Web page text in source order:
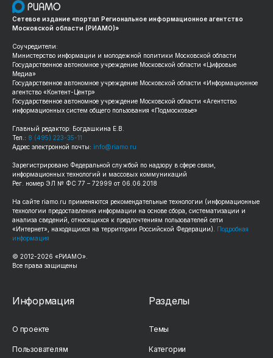
Сетевое издание «портал Региональное информационное агентство
Московской области (РИАМО)»
Соучредители:
Министерство информации и молодежной политики Московской области
Государственное автономное учреждение Московской области «Цифровые
Медиа»
Государственное автономное учреждение Московской области «Информационное
агентство «Контент-Центр»
Государственное автономное учреждение Московской области «Агентство
информационных систем общего пользования «Подмосковье»
Главный редактор: Богдашкина Е.В.
Тел.: 8 (495) 223-35-11
Адрес электронной почты: info@riamo.ru
Зарегистрировано Федеральной службой по надзору в сфере связи,
информационных технологий и массовых коммуникаций
Рег. номер ЭЛ № ФС 77 – 72999 от 06.06.2018
На сайте riamo.ru применяются рекомендательные технологии (информационные
технологии предоставления информации на основе сбора, систематизации и
анализа сведений, относящихся к предпочтениям пользователей сети
«Интернет», находящихся на территории Российской Федерации).
Подробная
информация
© 2012-2026 «РИАМО».
Все права защищены
Информация
О проекте
Пользователям
Разделы
Темы
Категории